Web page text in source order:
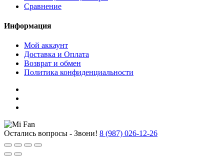
Сравнение
Информация
Мой аккаунт
Доставка и Оплата
Возврат и обмен
Политика конфиденциальности
Остались вопросы - Звони! 8 (987) 026-12-26